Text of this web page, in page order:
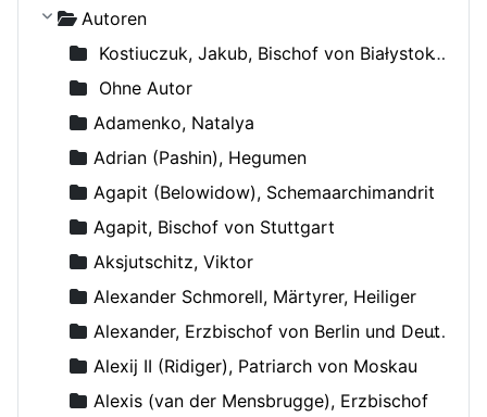
Autoren
Kostiuczuk, Jakub, Bischof von Białystok und Gdańsk
Ohne Autor
Adamenko, Natalya
Adrian (Pashin), Hegumen
Agapit (Belowidow), Schemaarchimandrit
Agapit, Bischof von Stuttgart
Aksjutschitz, Viktor
Alexander Schmorell, Märtyrer, Heiliger
Alexander, Erzbischof von Berlin und Deutschland
Alexij II (Ridiger), Patriarch von Moskau
Alexis (van der Mensbrugge), Erzbischof